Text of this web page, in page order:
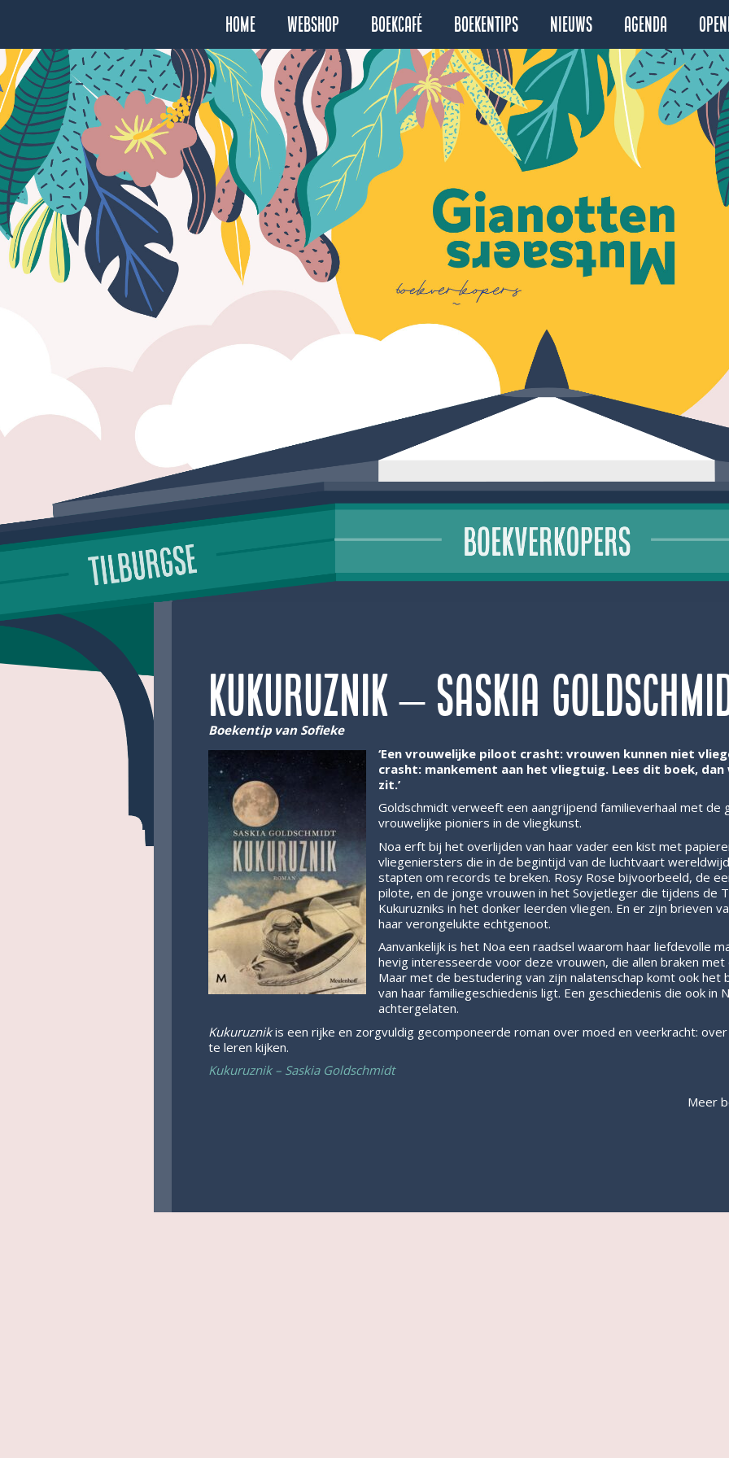
Home Webshop Boekcafé Boekentips Nieuws Agenda
Kukuruznik – Saskia
Boekentip van Sofieke
‘Een vrouwelijke piloot crasht: vrouwen kunnen niet
crasht: mankement aan het vliegtuig. Lees dit boek,
zit.’
Goldschmidt verweeft een aangrijpend familieverhaal met de
vrouwelijke pioniers in de vliegkunst.
Noa erft bij het overlijden van haar vader een kist met
vliegeniersters die in de begintijd van de luchtvaart
stapten om records te breken. Rosy Rose bijvoorbeeld, de
pilote, en de jonge vrouwen in het Sovjetleger die tijdens de
Kukuruzniks in het donker leerden vliegen. En er zijn brieven
haar verongelukte echtgenoot.
Aanvankelijk is het Noa een raadsel waarom haar liefdevolle
hevig interesseerde voor deze vrouwen, die allen braken met
Maar met de bestudering van zijn nalatenschap komt ook het
van haar familiegeschiedenis ligt. Een geschiedenis die ook in
achtergelaten.
Kukuruznikis een rijke en zorgvuldig gecomponeerde roman over moed en veerkracht:
te leren kijken.
Kukuruznik – Saskia Goldschmidt
Meer